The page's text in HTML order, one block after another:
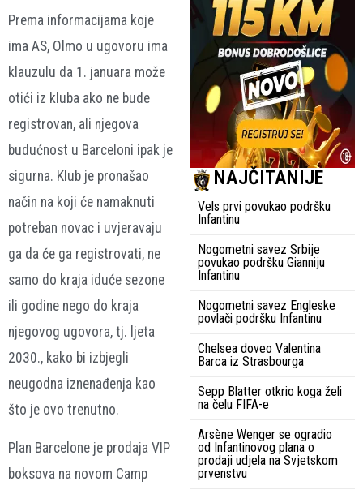
Prema informacijama koje
ima AS, Olmo u ugovoru ima
klauzulu da 1. januara može
otići iz kluba ako ne bude
registrovan, ali njegova
budućnost u Barceloni ipak je
sigurna. Klub je pronašao
način na koji će namaknuti
potreban novac i uvjeravaju
ga da će ga registrovati, ne
samo do kraja iduće sezone
ili godine nego do kraja
njegovog ugovora, tj. ljeta
2030., kako bi izbjegli
neugodna iznenađenja kao
što je ovo trenutno.
Plan Barcelone je prodaja VIP
boksova na novom Camp
NAJČITANIJE
Vels prvi povukao podršku
Infantinu
Nogometni savez Srbije
povukao podršku Gianniju
Infantinu
Nogometni savez Engleske
povlači podršku Infantinu
Chelsea doveo Valentina
Barca iz Strasbourga
Sepp Blatter otkrio koga želi
na čelu FIFA-e
Arsène Wenger se ogradio
od Infantinovog plana o
prodaji udjela na Svjetskom
prvenstvu